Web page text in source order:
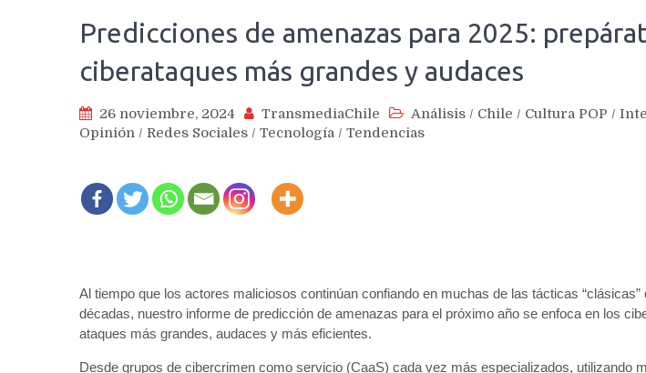
Predicciones de amenazas para 2025:
ciberataques más grandes y audaces
26 noviembre, 2024 TransmediaChile Análisis / Chile / Cultura POP /
Opinión / Redes Sociales / Tecnología / Tendencias
Al tiempo que los actores maliciosos continúan confiando en muchas de las tácticas “clásicas”
décadas, nuestro informe de predicción de amenazas para el próximo año se enfoca en los
ataques más grandes, audaces y más eficientes.
Desde grupos de cibercrimen como servicio (CaaS) cada vez más especializados, utilizando